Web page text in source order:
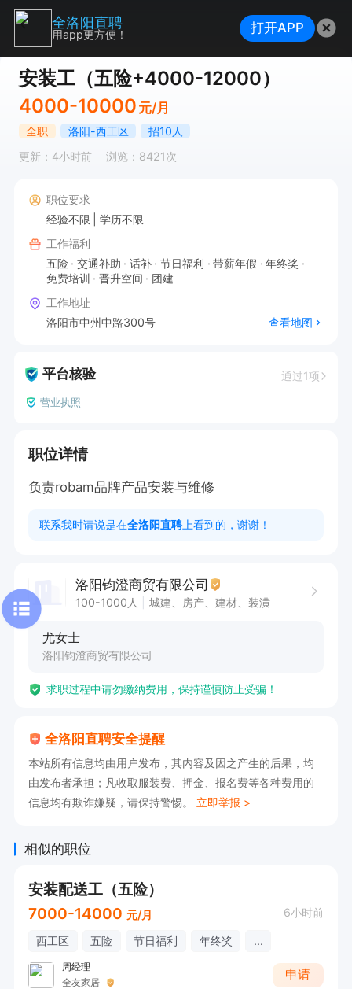
安装工（五险+4000-12000）
4000-10000 元/月
全职 洛阳-西工区
招10人
更新：4小时前
浏览：8421次
职位要求
经验不限
学历不限
工作福利
五险
交通补助 话补 节日福利 带薪年假
年终奖
免费培训
晋升空间
团建
工作地址
洛阳市中州中路300号
查看地图
平台核验 通过1项
营业执照
职位详情
负责robam品牌产品安装与维修
联系我时请说是在全洛阳直聘 上看到的，谢谢！
洛阳钧澄商贸有限公司
100-1000人 城建、房产、建材、装潢
尤女士
洛阳钧澄商贸有限公司
求职过程中请勿缴纳费用，保持谨慎防止受骗！
全洛阳直聘安全提醒
本站所有信息均由用户发布，其内容及因之产生的后果，均
由发布者承担；凡收取服装费、押金、报名费等各种费用的
信息均有欺诈嫌疑，请保持警惕。 立即举报 >
相似的职位
安装配送工（五险）
7000-14000 元/月 6小时前
西工区 五险 节日福利 年终奖 ...
周经理
全友家居
申请
全洛阳直聘
用app更方便！ 打开APP